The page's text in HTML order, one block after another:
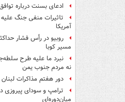
ادعای بسنت درباره
تاثیرات منفی جنگ علیه
آمریکا
روبیو در رأس فشار
مسیر کوبا
نبرد ما علیه طرح
نه مردم جنوب یمن
دور هفتم مذاکرات
ترامپ و سودای پیروزی
میان‌دوره‌ای